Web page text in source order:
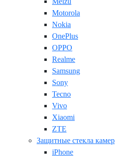
Motorola
Nokia
OnePlus
OPPO
Realme
Samsung
Sony
Tecno
Vivo
Xiaomi
ZTE
Защитные стекла камер
iPhone